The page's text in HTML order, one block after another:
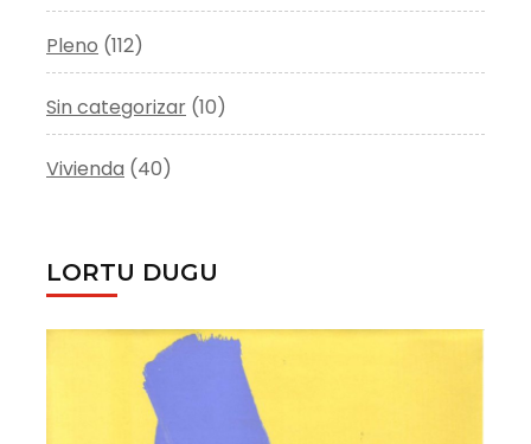
Pleno (112)
Sin categorizar (10)
Vivienda (40)
LORTU DUGU